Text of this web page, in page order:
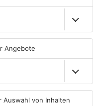
05.08.2026, 07:31 UHR IN MAIN-